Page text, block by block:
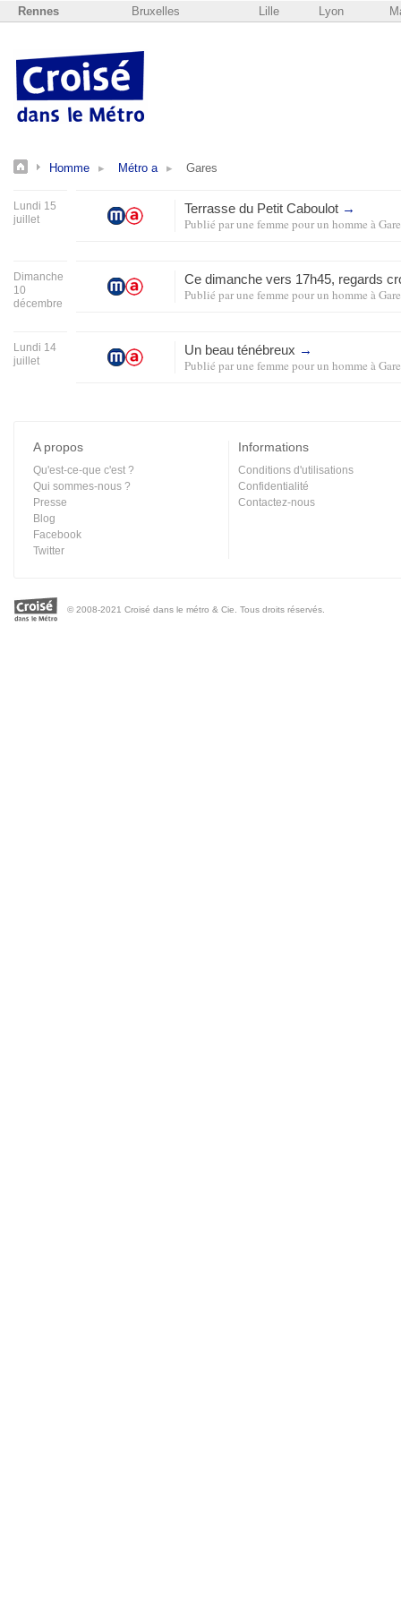
Rennes Bruxelles Lille Lyon
Homme Métro a Gares
Lundi 15
juillet
Terrasse du Petit Caboulot →
Publié parune femme pour un homme à
Dimanche
10
décembre
Ce dimanche vers 17h45, regards
Publié parune femme pour un homme à
Lundi 14
juillet
Un beau ténébreux →
Publié parune femme pour un homme à
A propos
Qu'est-ce-que c'est ?
Qui sommes-nous ?
Presse
Blog
Facebook
Twitter
Informations
Conditions d'utilisations
Confidentialité
Contactez-nous
© 2008-2021 Croisé dans le métro & Cie. Tous droits réservés.